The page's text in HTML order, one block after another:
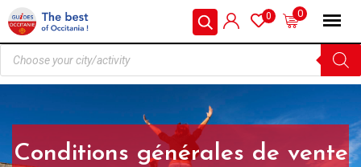
0
0
Conditions générales de vente